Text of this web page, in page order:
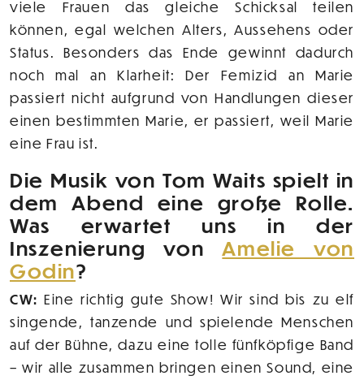
viele Frauen das gleiche Schicksal teilen
können, egal welchen Alters, Aussehens oder
Status. Besonders das Ende gewinnt dadurch
noch mal an Klarheit: Der Femizid an Marie
passiert nicht aufgrund von Handlungen dieser
einen bestimmten Marie, er passiert, weil Marie
eine Frau ist.
Die Musik von Tom Waits spielt in
dem Abend eine große Rolle.
Was erwartet uns in der
Inszenierung vonAmelie von
Godin?
CW: Eine richtig gute Show! Wir sind bis zu elf
singende, tanzende und spielende Menschen
auf der Bühne, dazu eine tolle fünfköpfige Band
– wir alle zusammen bringen einen Sound, eine